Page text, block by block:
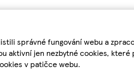
správné fungování webu a
aktivní jen nezbytné cookies,
v patičce webu.